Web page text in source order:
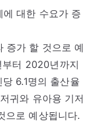
대한 수요가 증
증가 할 것으로 예
부터 2020년까지
6.1명의 출산율
귀와 유아용 기저
으로 예상됩니다.